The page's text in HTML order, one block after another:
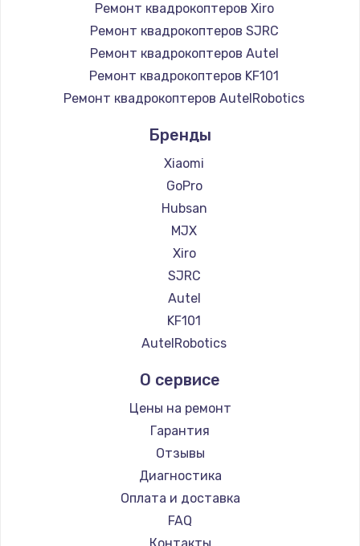
Ремонт квадрокоптеров Xiro
Ремонт квадрокоптеров SJRC
Ремонт квадрокоптеров Autel
Ремонт квадрокоптеров KF101
Ремонт квадрокоптеров AutelRobotics
Бренды
Xiaomi
GoPro
Hubsan
MJX
Xiro
SJRC
Autel
KF101
AutelRobotics
О сервисе
Цены на ремонт
Гарантия
Отзывы
Диагностика
Оплата и доставка
FAQ